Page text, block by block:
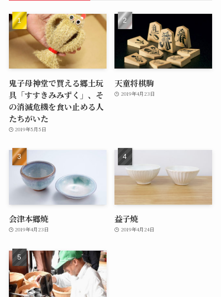
鬼子母神堂で買える郷土玩
具「すすきみみずく」、そ
の消滅危機を食い止める人
たちがいた
2019年5月5日
天童将棋駒
2019年4月23日
会津本郷焼
2019年4月23日
益子焼
2019年4月24日